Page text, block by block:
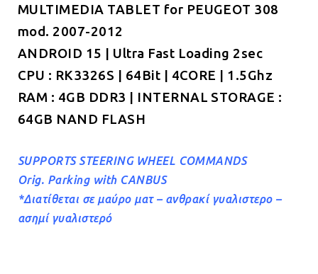
was:
€349.00.
τιμή
€319.00.
MULTIMEDIA TABLET for PEUGEOT 308
mod. 2007-2012
ANDROID 15 | Ultra Fast Loading 2sec
CPU : RK3326S | 64Bit | 4CORE | 1.5Ghz
RAM : 4GB DDR3 | INTERNAL STORAGE :
64GB NAND FLASH
SUPPORTS STEERING WHEEL COMMANDS
Orig. Parking with CANBUS
*Διατίθεται σε μαύρο ματ – ανθρακί γυαλιστερο –
ασημί γυαλιστερό